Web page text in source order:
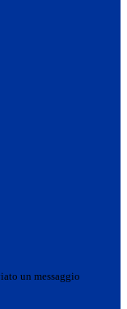
un messaggio